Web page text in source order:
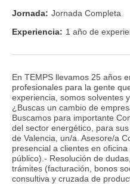
Jornada: Jornada Completa
Experiencia: 1 año de
En TEMPS llevamos 25 años
profesionales para la gente
experiencia, somos solventes
¿Buscas un cambio de
Buscamos para importante
del sector energético, para
de Valencia, un/a. Asesore/a
presencial a clientes en
público).- Resolución de
trámites (facturación, bonos
consultiva y cruzada de